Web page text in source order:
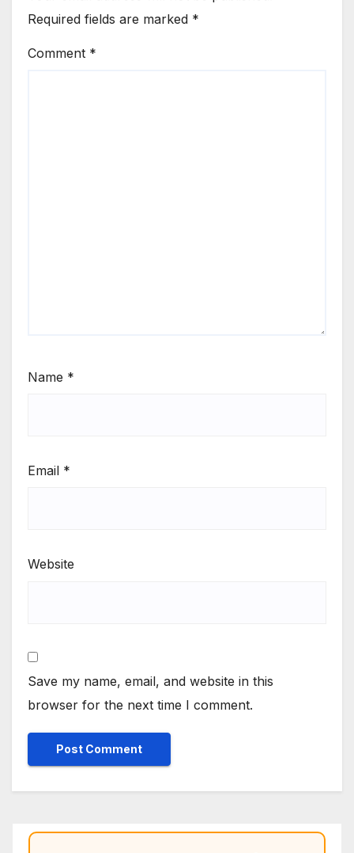
Required fields are marked *
Comment *
Name *
Email *
Website
Save my name, email, and website in this
browser for the next time I comment.